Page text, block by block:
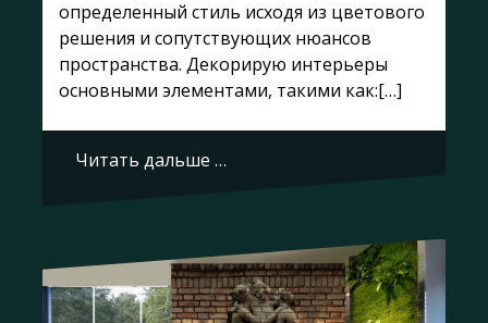
определенный стиль исходя из цветового
решения и сопутствующих нюансов
пространства. Декорирую интерьеры
основными элементами, такими как:[…]
Читать дальше …